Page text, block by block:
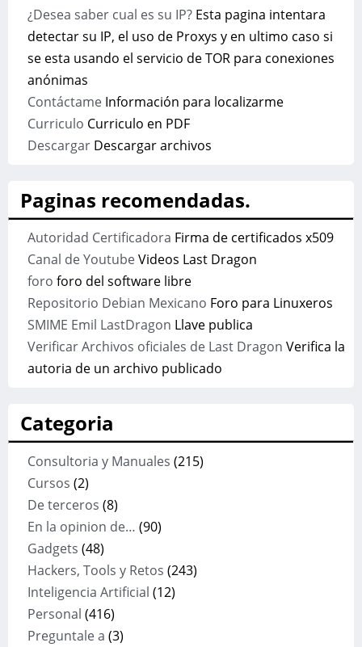
¿Desea saber cual es su IP?Esta pagina intentara
detectar su IP, el uso de Proxys y en ultimo caso si
se esta usando el servicio de TOR para conexiones
anónimas
ContáctameInformación para localizarme
Curriculo Curriculo en PDF
DescargarDescargar archivos
Paginas recomendadas.
Autoridad Certificadora Firma de certificados x509
Canal de YoutubeVideos Last Dragon
foro foro del software libre
Repositorio Debian Mexicano Foro para Linuxeros
SMIME Emil LastDragon Llave publica
Verificar Archivos oficiales de Last Dragon Verifica la
autoria de un archivo publicado
Categoria
Consultoria y Manuales (215)
Cursos (2)
De terceros (8)
En la opinion de… (90)
Gadgets (48)
Hackers, Tools y Retos (243)
Inteligencia Artificial (12)
Personal (416)
Preguntale a (3)